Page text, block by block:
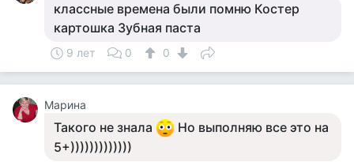
классные времена были помню Костер
картошка Зубная паста
9 лет 0 0
Марина
Такого не знала
Но выполняю все это на
5+)))))))))))))